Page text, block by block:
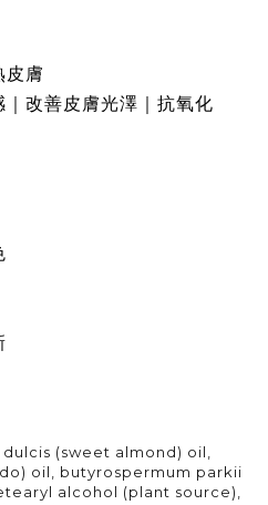
皮膚​
｜改善皮膚光澤｜抗氧化​
(sweet almond) oil,
oil, butyrospermum parkii
alcohol (plant source),